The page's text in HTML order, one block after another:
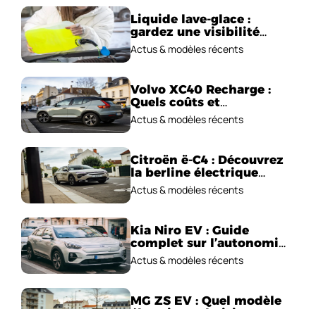
Liquide lave-glace :
gardez une visibilité
parfaite en voiture
Actus & modèles récents
Volvo XC40 Recharge :
Quels coûts et
performances
électriques ?
Actus & modèles récents
Citroën ë-C4 : Découvrez
la berline électrique
emblématique!
Actus & modèles récents
Kia Niro EV : Guide
complet sur l’autonomie
et le prix !
Actus & modèles récents
MG ZS EV : Quel modèle